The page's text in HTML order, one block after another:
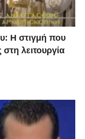
Η στιγμή που
λειτουργία